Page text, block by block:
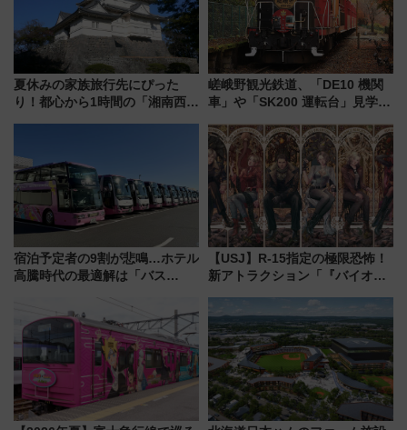
夏休みの家族旅行先にぴった
り！都心から1時間の「湘南西エ
注目スポット
嵯峨野観光鉄道、「DE10 機関
車」や「SK200 運転台」見学ツ
トの一環で激レア体験できちゃ
うかも 参加方法やスケジュール
をご紹介
宿泊予定者の9割が悲鳴…ホテル
高騰時代の最適解は「バス
した、推し活遠征や観光時のリ
アルな懐事情
【USJ】R-15指定の極限恐怖！
新アトラクション「『バイオハ
怖に泣き叫べ―